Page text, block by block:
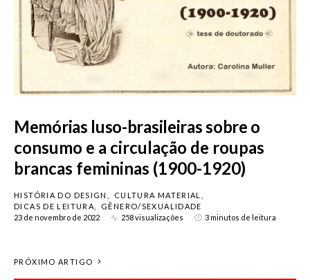
Memórias luso-brasileiras sobre o
consumo e a circulação de roupas
brancas femininas (1900-1920)
HISTÓRIA DO DESIGN
CULTURA MATERIAL
DICAS DE LEITURA
GÊNERO/SEXUALIDADE
23 de novembro de 2022
258 visualizações 3 minutos de leitura
PRÓXIMO ARTIGO